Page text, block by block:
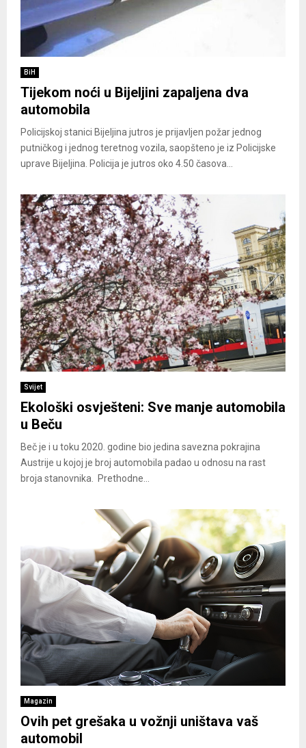
BiH
Tijekom noći u Bijeljini zapaljena dva
automobila
Policijskoj stanici Bijeljina jutros je prijavljen požar jednog
putničkog i jednog teretnog vozila, saopšteno je iz Policijske
uprave Bijeljina. Policija je jutros oko 4.50 časova...
Svijet
Ekološki osvješteni: Sve manje automobila
u Beču
Beč je i u toku 2020. godine bio jedina savezna pokrajina
Austrije u kojoj je broj automobila padao u odnosu na rast
broja stanovnika. Prethodne...
Magazin
Ovih pet grešaka u vožnji uništava vaš
automobil